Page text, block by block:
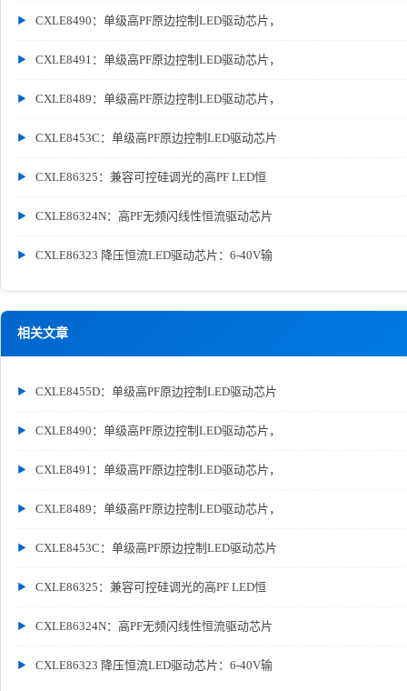
CXLE8490：单级高PF原边控制LED驱动芯片，
CXLE8491：单级高PF原边控制LED驱动芯片，
CXLE8489：单级高PF原边控制LED驱动芯片，
CXLE8453C：单级高PF原边控制LED驱动芯片
CXLE86325：兼容可控硅调光的高PF LED恒
CXLE86324N：高PF无频闪线性恒流驱动芯片
CXLE86323 降压恒流LED驱动芯片：6-40V输
相关文章
CXLE8455D：单级高PF原边控制LED驱动芯片
CXLE8490：单级高PF原边控制LED驱动芯片，
CXLE8491：单级高PF原边控制LED驱动芯片，
CXLE8489：单级高PF原边控制LED驱动芯片，
CXLE8453C：单级高PF原边控制LED驱动芯片
CXLE86325：兼容可控硅调光的高PF LED恒
CXLE86324N：高PF无频闪线性恒流驱动芯片
CXLE86323 降压恒流LED驱动芯片：6-40V输